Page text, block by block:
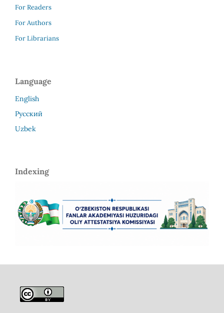
For Readers
For Authors
For Librarians
Language
English
Русский
Uzbek
Indexing